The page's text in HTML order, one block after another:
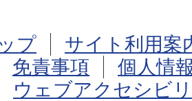
プ
サイト利用案
免責事項
個人情
ウェブアクセシビ